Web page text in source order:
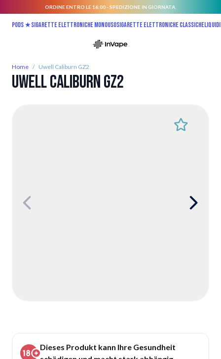
ORDINE ENTRO LE 16:00 - SPEDIZIONE IN GIORNATA.
Pods ★Sigarette elettroniche monousoSigarette elettroniche classiche
Home / Uwell Caliburn GZ2
Uwell Caliburn GZ2
Dieses Produkt kann Ihre Gesundheit